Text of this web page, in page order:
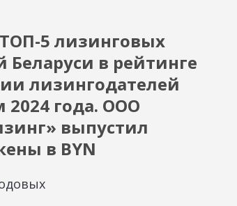
5 лизинговых
Беларуси в рейтинге
лизингодателей
2024 года. ООО
выпустил
в BYN